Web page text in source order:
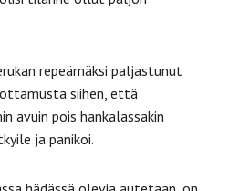
repeämäksi paljastunut
siihen, että
avuin pois hankalassakin
ja panikoi.